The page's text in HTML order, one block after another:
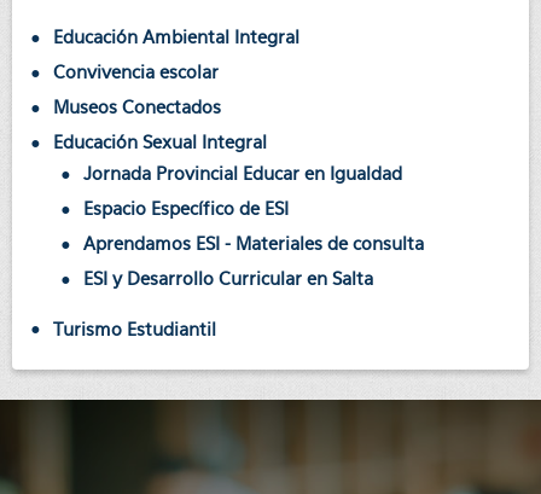
Educación Ambiental Integral
Convivencia escolar
Museos Conectados
Educación Sexual Integral
Jornada Provincial Educar en Igualdad
Espacio Específico de ESI
Aprendamos ESI - Materiales de consulta
ESI y Desarrollo Curricular en Salta
Turismo Estudiantil